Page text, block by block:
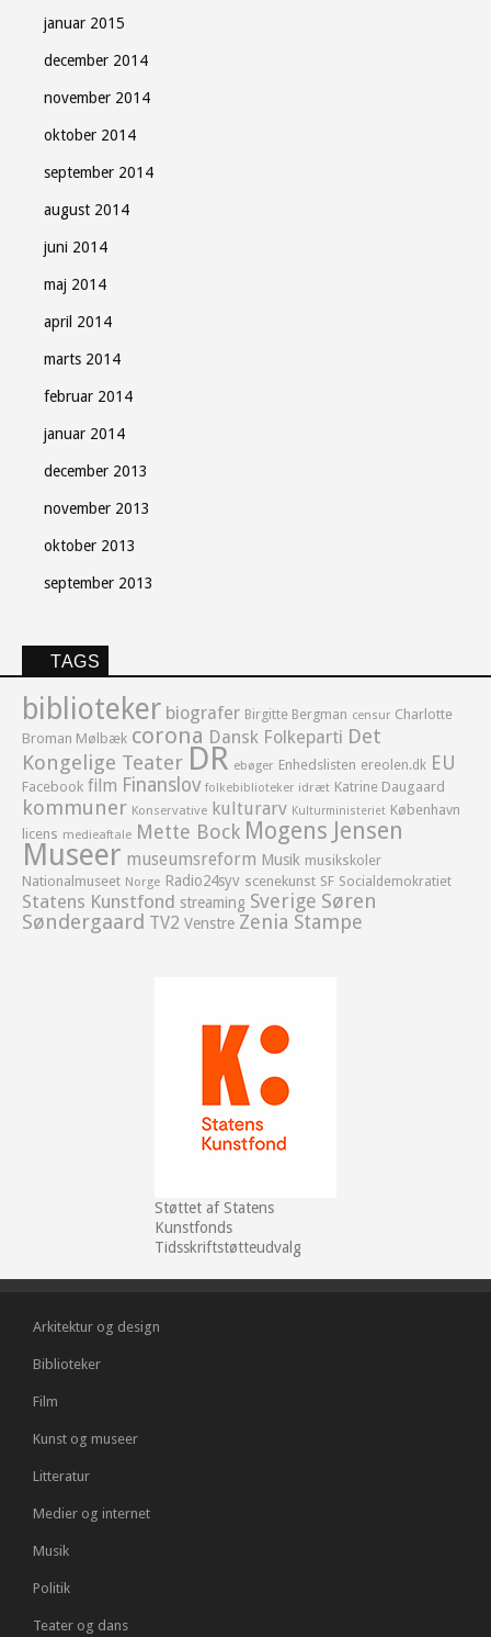
januar 2015
december 2014
november 2014
oktober 2014
september 2014
august 2014
juni 2014
maj 2014
april 2014
marts 2014
februar 2014
januar 2014
december 2013
november 2013
oktober 2013
september 2013
TAGS
biblioteker biografer Birgitte Bergman censur Charlotte
Broman Mølbæk corona Dansk Folkeparti Det
Kongelige Teater DR ebøger Enhedslisten ereolen.dk EU
Facebook film Finanslov folkebiblioteker idræt Katrine Daugaard
kommuner Konservative kulturarv Kulturministeriet København
licens medieaftale Mette Bock Mogens Jensen
Museer museumsreform Musik musikskoler
Nationalmuseet Norge Radio24syv scenekunst SF Socialdemokratiet
Statens Kunstfond streaming Sverige Søren
Søndergaard TV2 Venstre Zenia Stampe
Støttet af Statens
Kunstfonds
Tidsskriftstøtteudvalg
Arkitektur og design
Biblioteker
Film
Kunst og museer
Litteratur
Medier og internet
Musik
Politik
Teater og dans